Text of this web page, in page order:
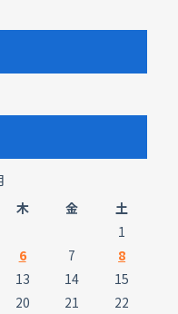
木 金
土
1
6 7
8
13 14
15
20 21 22